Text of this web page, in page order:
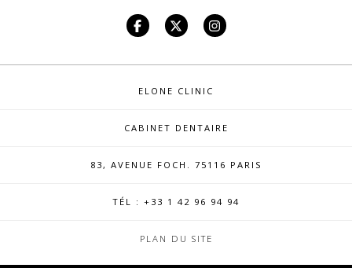
ELONE CLINIC
CABINET DENTAIRE
83, AVENUE FOCH. 75116 PARIS
TÉL : +33 1 42 96 94 94
PLAN DU SITE